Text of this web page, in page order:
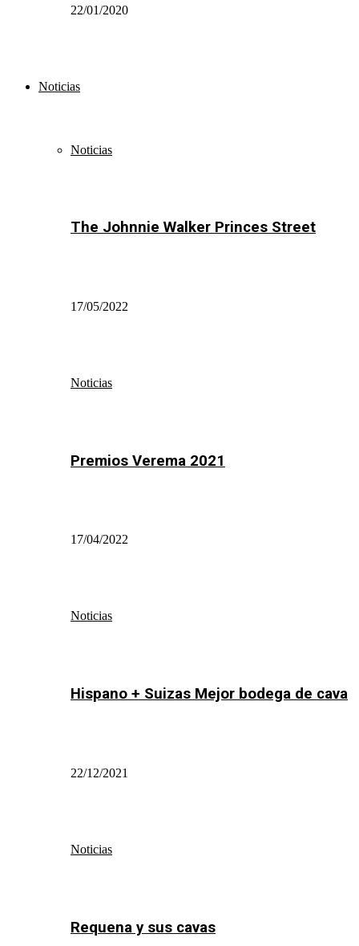
22/01/2020
Noticias
Noticias
The Johnnie Walker Princes Street
17/05/2022
Noticias
Premios Verema 2021
17/04/2022
Noticias
Hispano + Suizas Mejor bodega de cava
22/12/2021
Noticias
Requena y sus cavas